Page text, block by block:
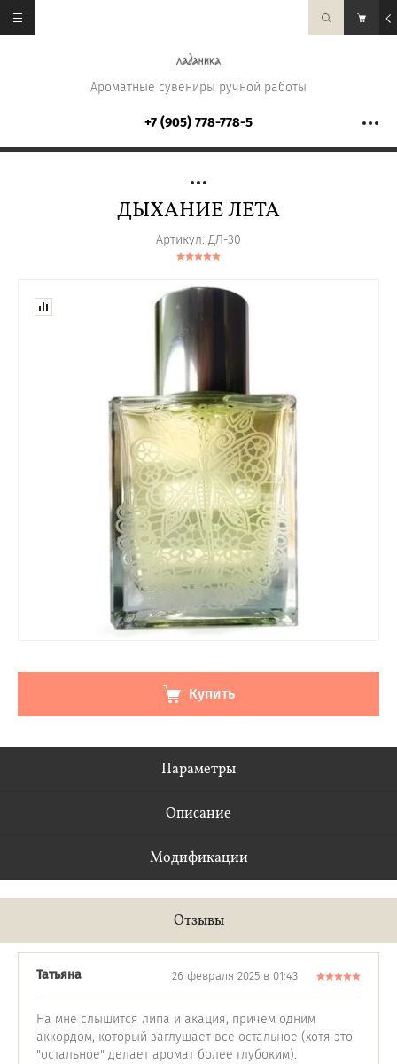
Ароматные сувениры ручной работы
+7 (905) 778-778-5
ДЫХАНИЕ ЛЕТА
Артикул: ДЛ-30
Купить
Параметры
Описание
Модификации
Отзывы
Татьяна 26 февраля 2025 в 01:43
На мне слышится липа и акация, причем одним
аккордом, который заглушает все остальное (хотя это
"остальное" делает аромат более глубоким).